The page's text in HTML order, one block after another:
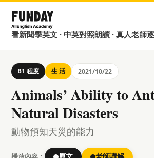
看新聞學英文 · 中英對照朗讀 · 真人老師
B1 程度 生 活 2021/10/22
Animals’ Ability to
Natural Disasters
動物預知天災的能力